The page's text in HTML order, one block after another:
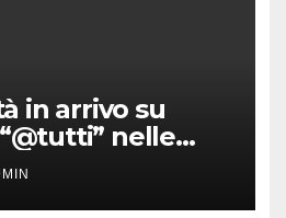
in arrivo su
nelle
e non solo